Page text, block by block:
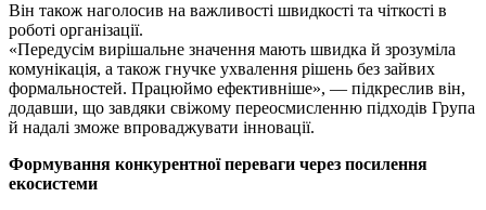
Він також наголосив на важливості швидкості та чіткості в
роботі організації.
«Передусім вирішальне значення мають швидка й зрозуміла
комунікація, а також гнучке ухвалення рішень без зайвих
формальностей. Працюймо ефективніше», — підкреслив він,
додавши, що завдяки свіжому переосмисленню підходів Група
й надалі зможе впроваджувати інновації.
Формування конкурентної переваги через посилення
екосистеми